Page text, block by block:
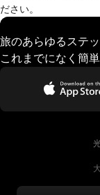
ださい。
旅のあらゆるステ
これまでになく簡単